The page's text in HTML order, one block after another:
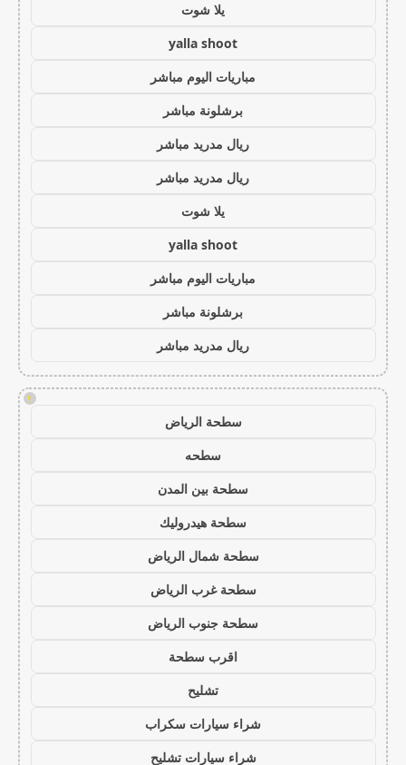
يلا شوت
yalla shoot
مباريات اليوم مباشر
برشلونة مباشر
ريال مدريد مباشر
ريال مدريد مباشر
يلا شوت
yalla shoot
مباريات اليوم مباشر
برشلونة مباشر
ريال مدريد مباشر
!
سطحة الرياض
سطحه
سطحة بين المدن
سطحة هيدروليك
سطحة شمال الرياض
سطحة غرب الرياض
سطحة جنوب الرياض
اقرب سطحة
تشليح
شراء سيارات سكراب
شراء سيارات تشليح